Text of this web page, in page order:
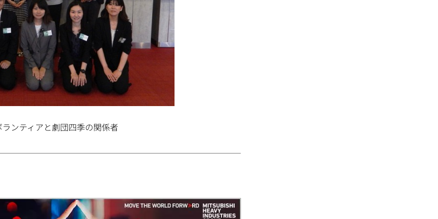
ンティアと劇団四季の関係者